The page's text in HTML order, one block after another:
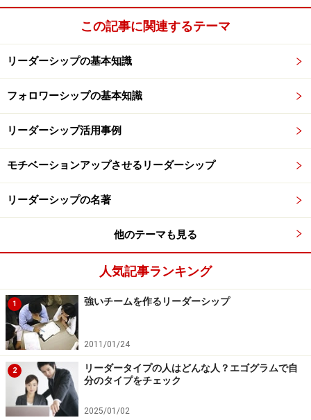
この記事に関連するテーマ
リーダーシップの基本知識
フォロワーシップの基本知識
リーダーシップ活用事例
モチベーションアップさせるリーダーシップ
リーダーシップの名著
他のテーマも見る
人気記事ランキング
1 強いチームを作るリーダーシップ
2011/01/24
2
リーダータイプの人はどんな人？エゴグラムで自
分のタイプをチェック
2025/01/02